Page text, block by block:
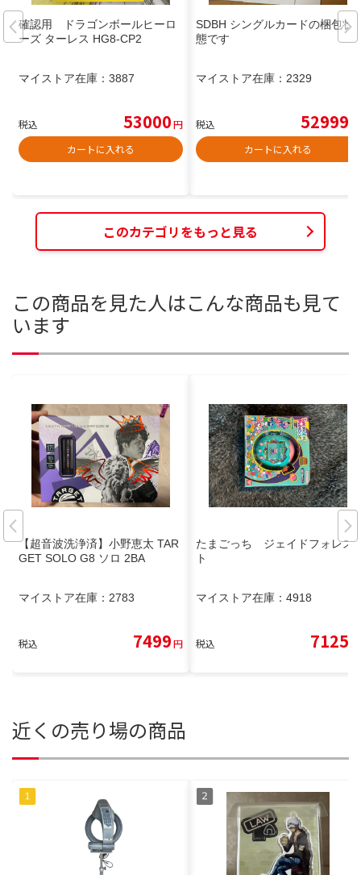
確認用 ドラゴンボールヒーロ
ーズ ターレス HG8-CP2
マイストア在庫： 3887
税込 53000円
カートに入れる
SDBH シングルカードの梱包状
態です
マイストア在庫： 2329
税込 52999
カートに入れる
このカテゴリをもっと見る
この商品を見た人はこんな商品も見て
います
【超音波洗浄済】小野恵太 TAR
GET SOLO G8 ソロ 2BA
マイストア在庫： 2783
税込 7499円
たまごっち ジェイドフォレス
ト
マイストア在庫： 4918
税込 7125
近くの売り場の商品